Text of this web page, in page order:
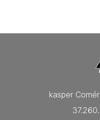
kasper